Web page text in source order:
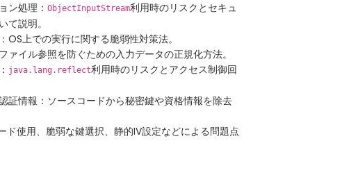
ン処理： ObjectInputStream利用時のリスクとセキュ
て説明。
OS上での実行に関する脆弱性対策法。
ァイル参照を防ぐための入力データの正規化方法。
java.lang.reflect利用時のリスクとアクセス制御回
証情報：ソースコードから秘密鍵や資格情報を除去
ド使用、脆弱な鍵選択、静的IV設定などによる問題点